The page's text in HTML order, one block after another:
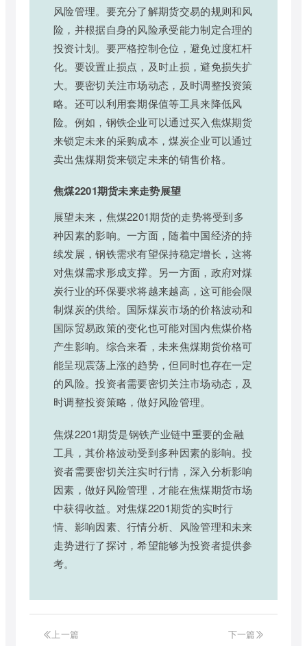
风险管理。要充分了解期货交易的规则和风
险，并根据自身的风险承受能力制定合理的
投资计划。要严格控制仓位，避免过度杠杆
化。要设置止损点，及时止损，避免损失扩
大。要密切关注市场动态，及时调整投资策
略。还可以利用套期保值等工具来降低风
险。例如，钢铁企业可以通过买入焦煤期货
来锁定未来的采购成本，煤炭企业可以通过
卖出焦煤期货来锁定未来的销售价格。
焦煤2201期货未来走势展望
展望未来，焦煤2201期货的走势将受到多
种因素的影响。一方面，随着中国经济的持
续发展，钢铁需求有望保持稳定增长，这将
对焦煤需求形成支撑。另一方面，政府对煤
炭行业的环保要求将越来越高，这可能会限
制煤炭的供给。国际煤炭市场的价格波动和
国际贸易政策的变化也可能对国内焦煤价格
产生影响。综合来看，未来焦煤期货价格可
能呈现震荡上涨的趋势，但同时也存在一定
的风险。投资者需要密切关注市场动态，及
时调整投资策略，做好风险管理。
焦煤2201期货是钢铁产业链中重要的金融
工具，其价格波动受到多种因素的影响。投
资者需要密切关注实时行情，深入分析影响
因素，做好风险管理，才能在焦煤期货市场
中获得收益。对焦煤2201期货的实时行
情、影响因素、行情分析、风险管理和未来
走势进行了探讨，希望能够为投资者提供参
考。
上一篇 下一篇